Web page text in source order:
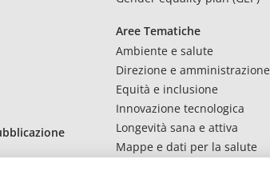
Aree Tematiche
Ambiente e salute
Direzione e amministrazione
Equità e inclusione
Innovazione tecnologica
Longevità sana e attiva
Mappe e dati per la salute